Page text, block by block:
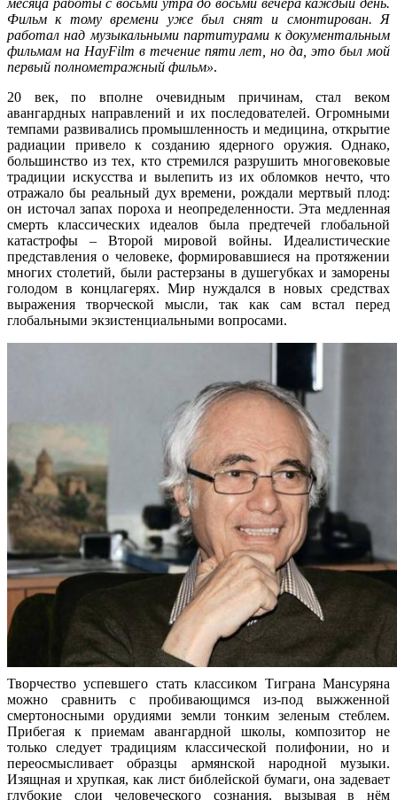
месяца работы с восьми утра до восьми вечера каждый день.
Фильм к тому времени уже был снят и смонтирован. Я
работал над музыкальными партитурами к документальным
фильмам на HayFilm в течение пяти лет, но да, это был мой
первый полнометражный фильм».
20 век, по вполне очевидным причинам, стал веком
авангардных направлений и их последователей. Огромными
темпами развивались промышленность и медицина, открытие
радиации привело к созданию ядерного оружия. Однако,
большинство из тех, кто стремился разрушить многовековые
традиции искусства и вылепить из их обломков нечто, что
отражало бы реальный дух времени, рождали мертвый плод:
он источал запах пороха и неопределенности. Эта медленная
смерть классических идеалов была предтечей глобальной
катастрофы – Второй мировой войны. Идеалистические
представления о человеке, формировавшиеся на протяжении
многих столетий, были растерзаны в душегубках и заморены
голодом в концлагерях. Мир нуждался в новых средствах
выражения творческой мысли, так как сам встал перед
глобальными экзистенциальными вопросами.
Творчество успевшего стать классиком Тиграна Мансуряна
можно сравнить с пробивающимся из-под выжженной
смертоносными орудиями земли тонким зеленым стеблем.
Прибегая к приемам авангардной школы, композитор не
только следует традициям классической полифонии, но и
переосмысливает образцы армянской народной музыки.
Изящная и хрупкая, как лист библейской бумаги, она задевает
глубокие слои человеческого сознания, вызывая в нём